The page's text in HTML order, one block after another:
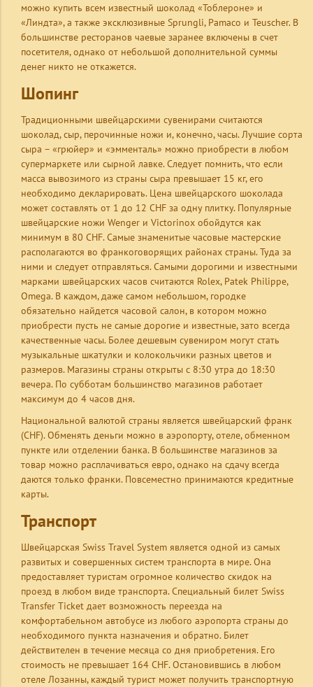
можно купить всем известный шоколад «Тоблероне» и
«Линдта», а также эксклюзивные Sprungli, Pamaco и Teuscher. В
большинстве ресторанов чаевые заранее включены в счет
посетителя, однако от небольшой дополнительной суммы
денег никто не откажется.
Шопинг
Традиционными швейцарскими сувенирами считаются
шоколад, сыр, перочинные ножи и, конечно, часы. Лучшие сорта
сыра – «грюйер» и «эмменталь» можно приобрести в любом
супермаркете или сырной лавке. Следует помнить, что если
масса вывозимого из страны сыра превышает 15 кг, его
необходимо декларировать. Цена швейцарского шоколада
может составлять от 1 до 12 CHF за одну плитку. Популярные
швейцарские ножи Wenger и Victorinox обойдутся как
минимум в 80 CHF. Самые знаменитые часовые мастерские
располагаются во франкоговорящих районах страны. Туда за
ними и следует отправляться. Самыми дорогими и известными
марками швейцарских часов считаются Rolex, Patek Philippe,
Omega. В каждом, даже самом небольшом, городке
обязательно найдется часовой салон, в котором можно
приобрести пусть не самые дорогие и известные, зато всегда
качественные часы. Более дешевым сувениром могут стать
музыкальные шкатулки и колокольчики разных цветов и
размеров. Магазины страны открыты с 8:30 утра до 18:30
вечера. По субботам большинство магазинов работает
максимум до 4 часов дня.
Национальной валютой страны является швейцарский франк
(CHF). Обменять деньги можно в аэропорту, отеле, обменном
пункте или отделении банка. В большинстве магазинов за
товар можно расплачиваться евро, однако на сдачу всегда
даются только франки. Повсеместно принимаются кредитные
карты.
Транспорт
Швейцарская Swiss Travel System является одной из самых
развитых и совершенных систем транспорта в мире. Она
предоставляет туристам огромное количество скидок на
проезд в любом виде транспорта. Специальный билет Swiss
Transfer Ticket дает возможность переезда на
комфортабельном автобусе из любого аэропорта страны до
необходимого пункта назначения и обратно. Билет
действителен в течение месяца со дня приобретения. Его
стоимость не превышает 164 CHF. Остановившись в любом
отеле Лозанны, каждый турист может получить транспортную